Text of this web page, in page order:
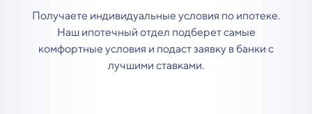
Получаете индивидуальные условия по ипотеке.
Наш ипотечный отдел подберет самые
комфортные условия и подаст заявку в банки с
лучшими ставками.